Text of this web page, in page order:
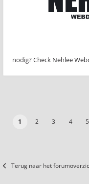
nodig? Check Nehlee
1 2 3 4 5
Terug naar het